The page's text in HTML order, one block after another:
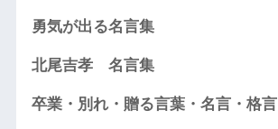
勇気が出る名言集
北尾吉孝 名言集
卒業・別れ・贈る言葉・名言・格言